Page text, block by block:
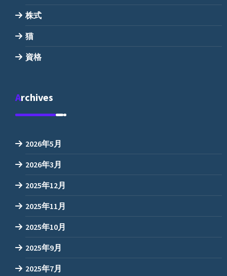
株式
猫
資格
Archives
2026年5月
2026年3月
2025年12月
2025年11月
2025年10月
2025年9月
2025年7月